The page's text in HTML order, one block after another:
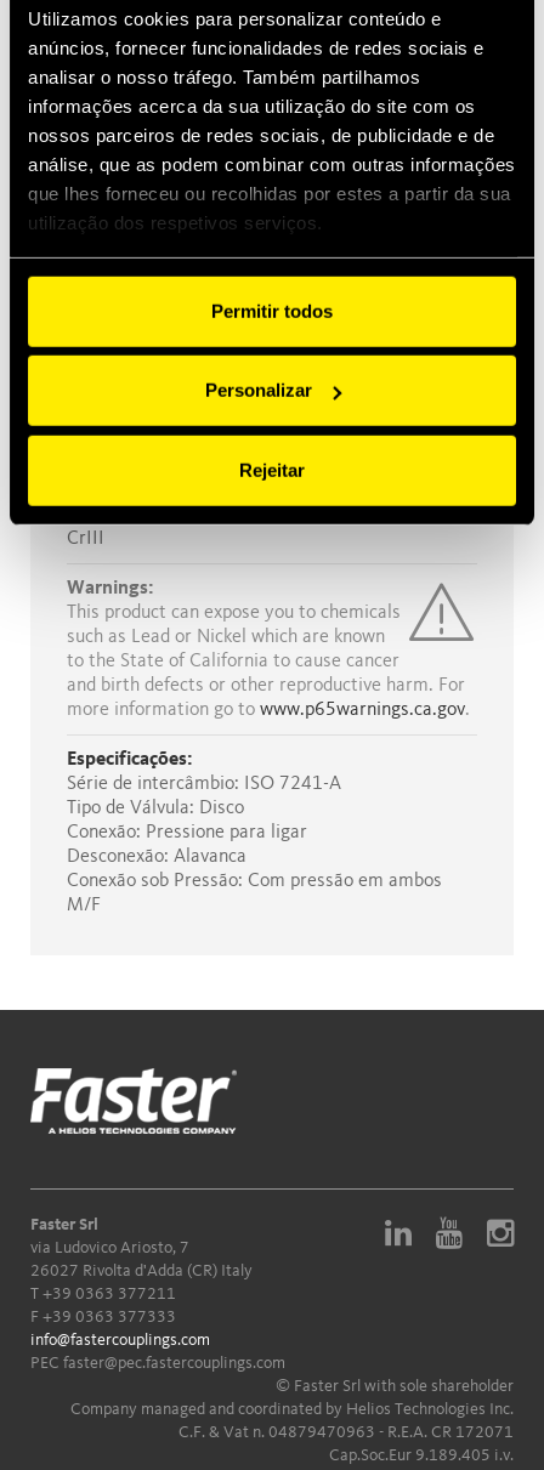
Utilizamos cookies para personalizar conteúdo e
anúncios, fornecer funcionalidades de redes sociais e
analisar o nosso tráfego. Também partilhamos
informações acerca da sua utilização do site com os
nossos parceiros de redes sociais, de publicidade e de
análise, que as podem combinar com outras informações
que lhes forneceu ou recolhidas por estes a partir da sua
utilização dos respetivos serviços.
Permitir todos
Personalizar
Rejeitar
blocks interfaces available on the market. The lever can
be mounted in different position, to meet space
requirements.
Especif Aplicações
Especificações Técnicas
Ferro fundido & Aço
Temperaturas de trabalho:
CrIII
Warnings:
This product can expose you to chemicals
such as Lead or Nickel which are known
to the State of California to cause cancer
and birth defects or other reproductive harm. For
more information go to www.p65warnings.ca.gov.
Especificações:
Série de intercâmbio: ISO 7241-A
Tipo de Válvula: Disco
Conexão: Pressione para ligar
Desconexão: Alavanca
Conexão sob Pressão: Com pressão em ambos
M/F
Faster Srl
via Ludovico Ariosto, 7
26027 Rivolta d'Adda (CR) Italy
T +39 0363 377211
F +39 0363 377333
info@fastercouplings.com
PEC faster@pec.fastercouplings.com
© Faster Srl with sole shareholder
Company managed and coordinated by Helios Technologies Inc.
C.F. & Vat n. 04879470963 - R.E.A. CR 172071
Cap.Soc.Eur 9.189.405 i.v.